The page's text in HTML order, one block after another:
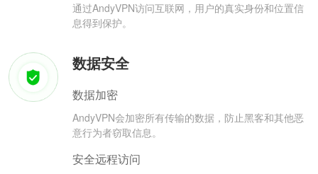
通过AndyVPN访问互联网，用户的真实身份和位置信
息得到保护。
数据安全
数据加密
AndyVPN会加密所有传输的数据，防止黑客和其他恶
意行为者窃取信息。
安全远程访问